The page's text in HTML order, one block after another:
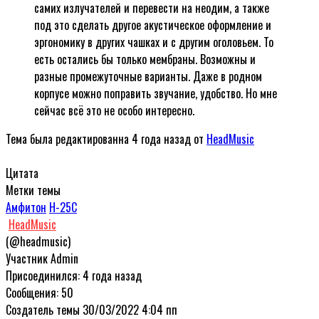
самих излучателей и перевести на неодим, а также
под это сделать другое акустическое оформление и
эргономику в других чашках и с другим оголовьем. То
есть остались бы только мембраны. Возможны и
разные промежуточные варианты. Даже в родном
корпусе можно поправить звучание, удобство. Но мне
сейчас всё это не особо интересно.
Тема была редактированна 4 года назад от HeadMusic
Цитата
Метки темы
Амфитон Н-25С
HeadMusic
(@headmusic)
УчастникAdmin
Присоединился: 4 года назад
Сообщения: 50
Создатель темы 30/03/2022 4:04 пп